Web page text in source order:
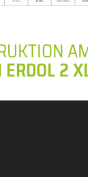
ERDOL 2